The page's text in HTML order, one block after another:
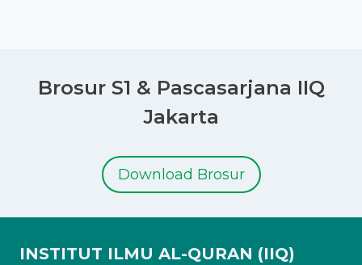
Brosur S1 & Pascasarjana IIQ
Jakarta
Download Brosur
INSTITUT ILMU AL-QURAN (IIQ)